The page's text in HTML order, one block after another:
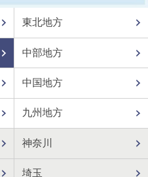
東北地方
中部地方
中国地方
九州地方
神奈川
埼玉